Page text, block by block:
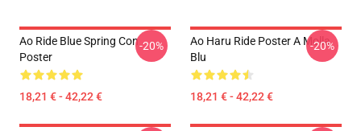
Ao Ride Blue Spring Con
Poster
18,21 € - 42,22 €
-20%
Ao Haru Ride Poster A Molla
Blu
18,21 € - 42,22 €
-20%